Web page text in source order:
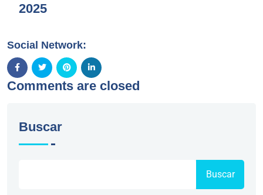
2025
Social Network:
Comments are closed
Buscar
Buscar